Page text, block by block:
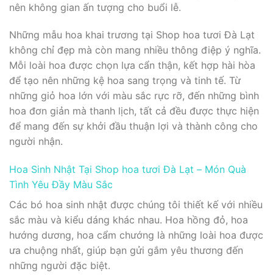
nên không gian ấn tượng cho buổi lễ.
Những mẫu hoa khai trương tại Shop hoa tươi Đà Lạt
không chỉ đẹp mà còn mang nhiều thông điệp ý nghĩa.
Mỗi loài hoa được chọn lựa cẩn thận, kết hợp hài hòa
để tạo nên những kệ hoa sang trọng và tinh tế. Từ
những giỏ hoa lớn với màu sắc rực rỡ, đến những bình
hoa đơn giản mà thanh lịch, tất cả đều được thực hiện
để mang đến sự khởi đầu thuận lợi và thành công cho
người nhận.
Hoa Sinh Nhật Tại Shop hoa tươi Đà Lạt – Món Quà
Tình Yêu Đầy Màu Sắc
Các bó hoa sinh nhật được chúng tôi thiết kế với nhiều
sắc màu và kiểu dáng khác nhau. Hoa hồng đỏ, hoa
hướng dương, hoa cẩm chướng là những loài hoa được
ưa chuộng nhất, giúp bạn gửi gắm yêu thương đến
những người đặc biệt.